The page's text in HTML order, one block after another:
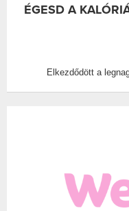
ÉGESD A
Elkezdődött a